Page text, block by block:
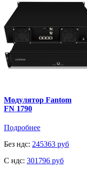
Модулятор Fantom
FN 1790
Подробнее
Без ндс: 245363 руб
C ндс: 301796 руб